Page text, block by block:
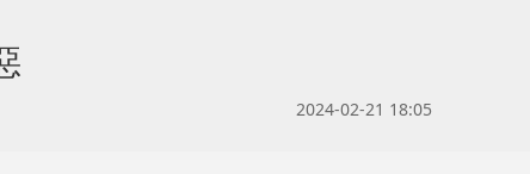
2024-02-21 18:05